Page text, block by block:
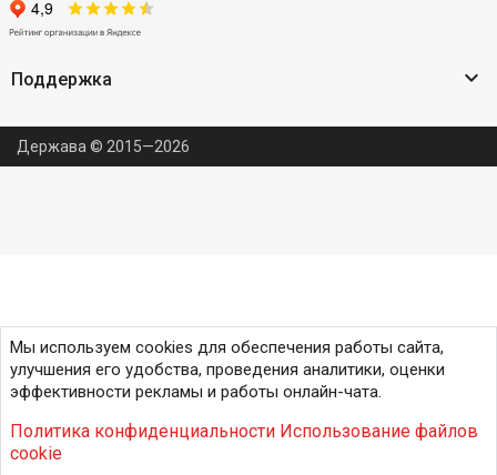
Поддержка 
Держава © 2015—2026
Мы используем cookies для обеспечения работы сайта,
улучшения его удобства, проведения аналитики, оценки
эффективности рекламы и работы онлайн-чата.
Политика конфиденциальности Использование файлов
cookie